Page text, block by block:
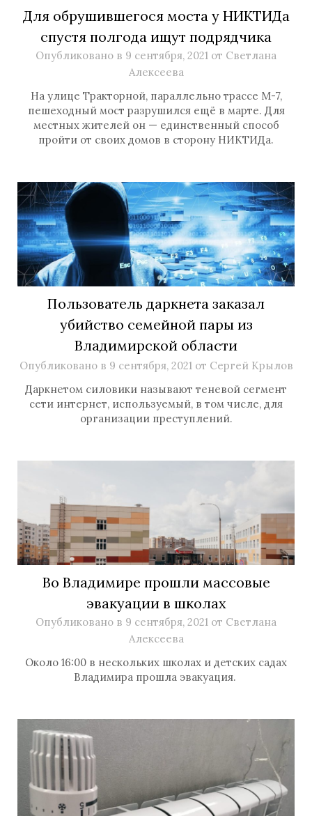
Для обрушившегося моста у НИКТИДа
спустя полгода ищут подрядчика
Опубликовано в 9 сентября, 2021 от Светлана
Алексеева
На улице Тракторной, параллельно трассе М-7,
пешеходный мост разрушился ещё в марте. Для
местных жителей он — единственный способ
пройти от своих домов в сторону НИКТИДа.
Пользователь даркнета заказал
убийство семейной пары из
Владимирской области
Опубликовано в 9 сентября, 2021 от Сергей Крылов
Даркнетом силовики называют теневой сегмент
сети интернет, используемый, в том числе, для
организации преступлений.
Во Владимире прошли массовые
эвакуации в школах
Опубликовано в 9 сентября, 2021 от Светлана
Алексеева
Около 16:00 в нескольких школах и детских садах
Владимира прошла эвакуация.